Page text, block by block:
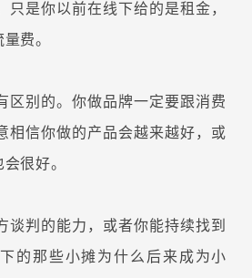
只是你以前在线下给的是租金，
费。
区别的。你做品牌一定要跟消费
相信你做的产品会越来越好，或
很好。
谈判的能力，或者你能持续找到
的那些小摊为什么后来成为小